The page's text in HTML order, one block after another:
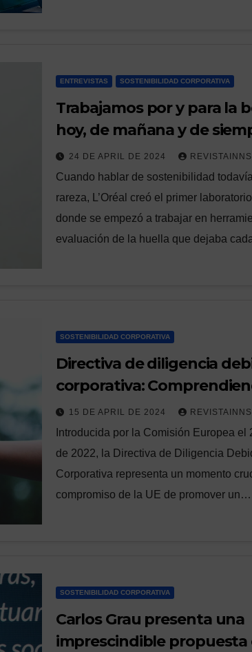
ENTREVISTAS SOSTENIBILIDAD CORPORATIVA
Trabajamos por y para la
hoy, de mañana y de
24 DE APRIL DE 2024
Cuando hablar de sostenibilidad
rareza, L’Oréal creó el primer
donde se empezó a trabajar en
evaluación de la huella que dejaba
SOSTENIBILIDAD CORPORATIVA
Directiva de diligencia
corporativa:
evolución, contenido y
15 DE APRIL DE 2024
Introducida por la Comisión Europea el
de 2022, la Directiva de Diligencia
Corporativa representa un momento
compromiso de la UE de promover un…
SOSTENIBILIDAD CORPORATIVA
Carlos Grau presenta una
imprescindible propuesta